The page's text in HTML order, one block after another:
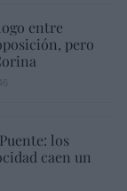
entre
pero
los
caen un